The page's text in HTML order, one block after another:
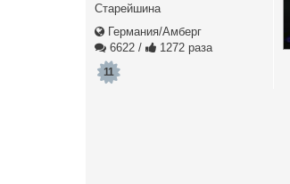
Старейшина
Германия/Амберг
6622 / 1272 раза
11